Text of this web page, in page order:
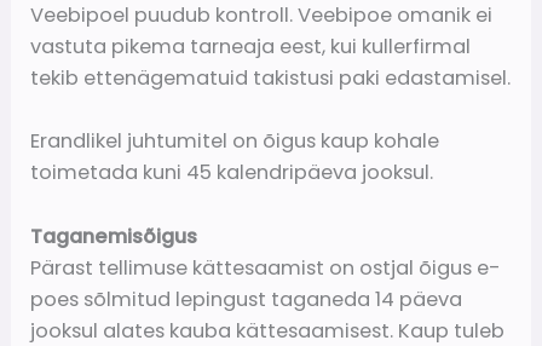
Veebipoel puudub kontroll. Veebipoe omanik ei
vastuta pikema tarneaja eest, kui kullerfirmal
tekib ettenägematuid takistusi paki edastamisel.
Erandlikel juhtumitel on õigus kaup kohale
toimetada kuni 45 kalendripäeva jooksul.
Taganemisõigus
Pärast tellimuse kättesaamist on ostjal õigus e-
poes sõlmitud lepingust taganeda 14 päeva
jooksul alates kauba kättesaamisest. Kaup tuleb